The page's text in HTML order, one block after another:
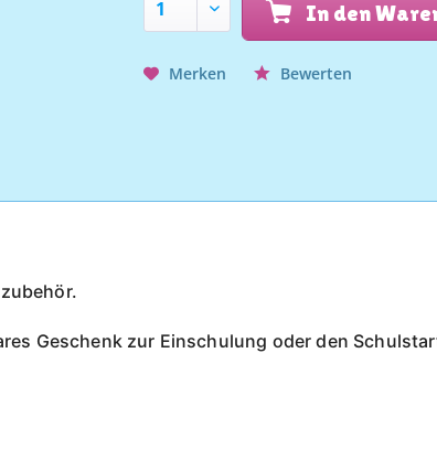
In den
Merken Bewerten
Geschenk zur Einschulung oder den